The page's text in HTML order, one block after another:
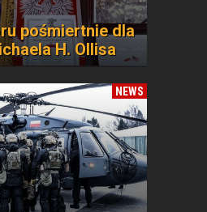
pośmiertnie dla
H. Ollisa
NEWS